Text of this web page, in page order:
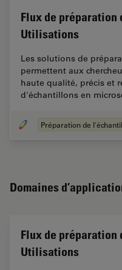
Flux de
Utilisations
Les solutions de
permettent aux
haute qualité, précis et
d'échantillons en
Préparation de
Domaines
Flux de
Utilisations